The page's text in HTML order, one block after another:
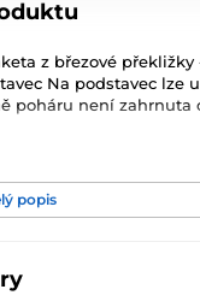
z březové
Na podstavec lze
poháru není zahrnuta
Dřevěné trofeje
popis